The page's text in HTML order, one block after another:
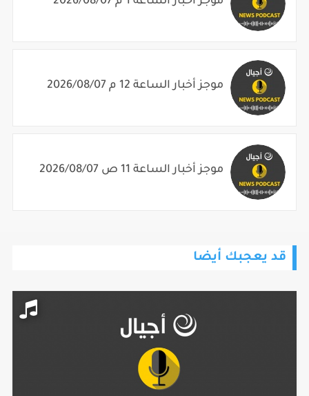
موجز أخبار الساعة 12 م 2026/08/07
موجز أخبار الساعة 11 ص 2026/08/07
قد يعجبك أيضا